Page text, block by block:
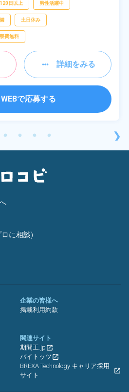
日以上 男性活躍中
土日休み
寮費無料
詳細をみる
WEBで応募する
❯
に相談)
企業の皆様へ
掲載利用約款
関連サイト
期間工.jp
バイトッツ
BREXA Technology キャリア採用
サイト